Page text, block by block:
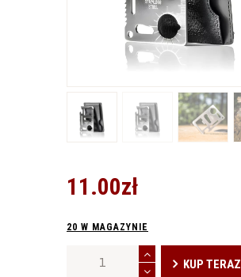
BLOG
11 .00zł
20 W MAGAZYNIE
KUP TERAZ